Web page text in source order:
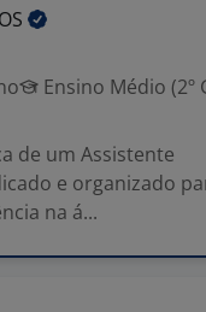
Ensino Médio (2º
de um Assistente
e organizado
na á...